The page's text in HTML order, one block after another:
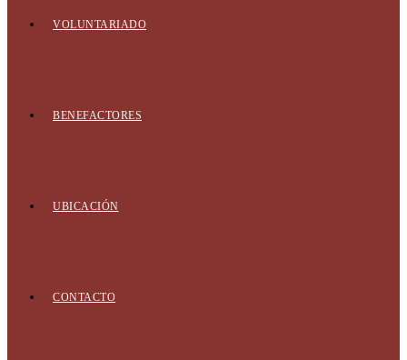
VOLUNTARIADO
BENEFACTORES
UBICACIÓN
CONTACTO